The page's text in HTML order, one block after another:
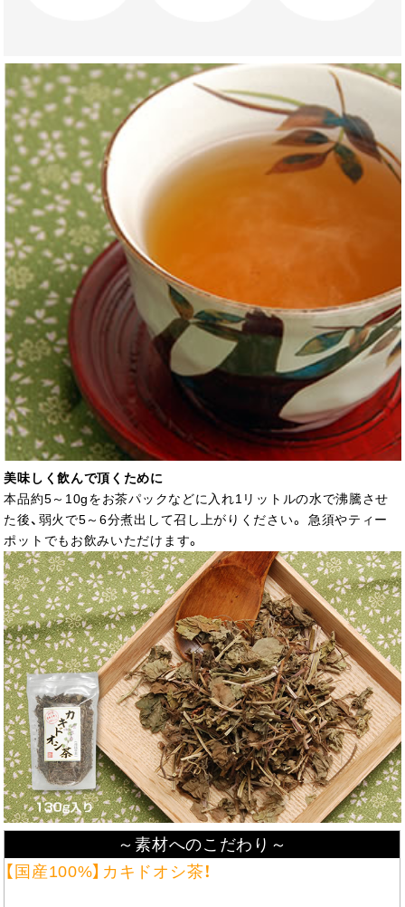
美味しく飲んで頂くために
本品約5～10gをお茶パックなどに入れ1リットルの水で沸騰させ
た後、弱火で5～6分煮出して召し上がりください。 急須やティー
ポットでもお飲みいただけます。
～素材へのこだわり～
【国産100%】カキドオシ茶！